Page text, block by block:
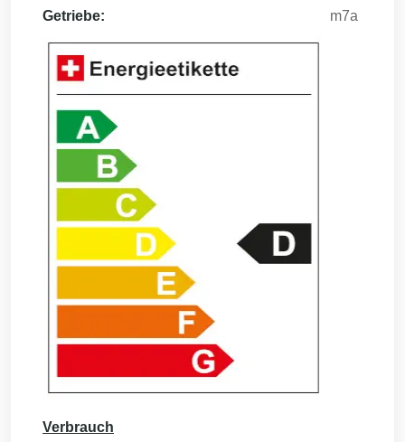
Getriebe: m7a
Verbrauch